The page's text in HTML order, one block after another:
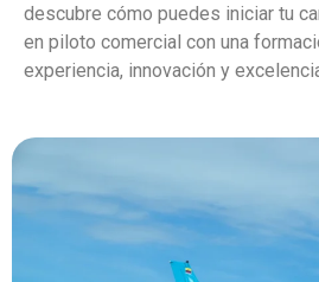
descubre cómo puedes iniciar tu
en piloto comercial con una
experiencia, innovación y